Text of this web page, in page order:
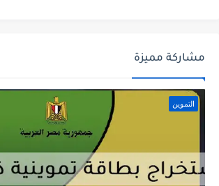
مشاركة مميزة
التموين